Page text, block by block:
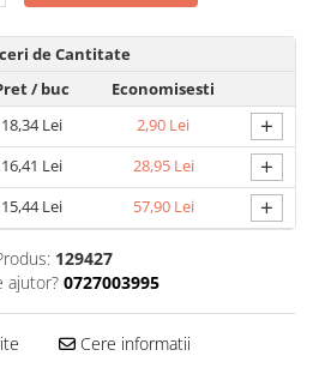
de Cantitate
/ buc
Economisesti
18,34 Lei 2,90 Lei +
16,41 Lei 28,95 Lei +
15,44 Lei 57,90 Lei +
129427
ajutor? 0727003995
Cere informatii